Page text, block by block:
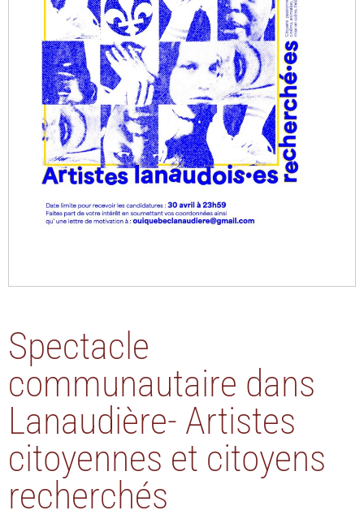
Spectacle
communautaire dans
Lanaudière- Artistes
citoyennes et citoyens
recherchés